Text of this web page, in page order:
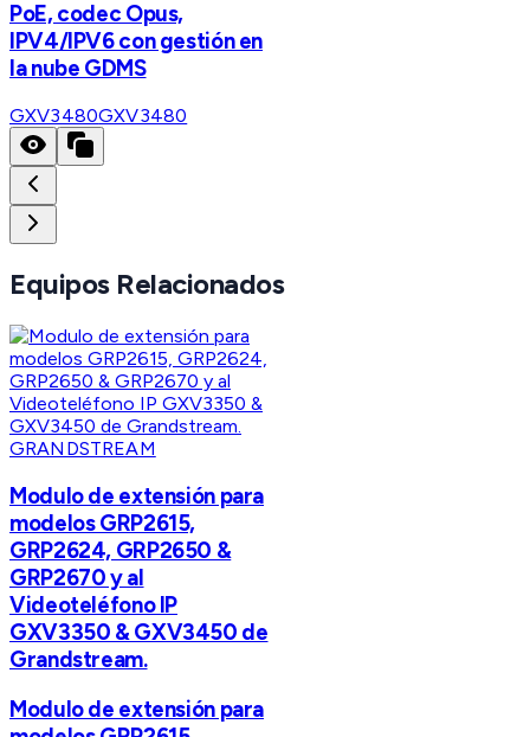
PoE, codec Opus,
IPV4/IPV6 con gestión en
la nube GDMS
GXV3480GXV3480
Equipos Relacionados
GRANDSTREAM
Modulo de extensión para
modelos GRP2615,
GRP2624, GRP2650 &
GRP2670 y al
Videoteléfono IP
GXV3350 & GXV3450 de
Grandstream.
Modulo de extensión para